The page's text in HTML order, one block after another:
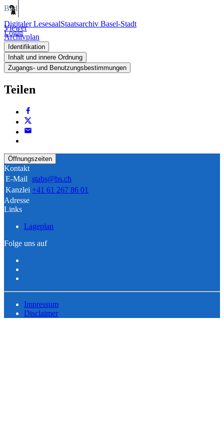
Digitaler LesesaalStaatsarchiv Basel-Stadt
Login
Bild
Viewer
Archivplan
Identifikation
Inhalt und innere Ordnung
Zugangs- und Benutzungsbestimmungen
Teilen
Öffnungszeiten
Kontakt
E-Mail stabs@bs.ch
Kanzlei +41 61 267 86 01
Adresse
Links
Lageplan
Folge uns auf
Impressum
Disclaimer